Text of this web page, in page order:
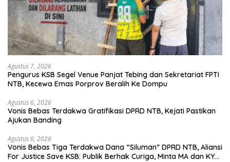
Agustus 7, 2026
Pengurus KSB Segel Venue Panjat Tebing dan Sekretariat FPTI
NTB, Kecewa Emas Porprov Beralih Ke Dompu
Agustus 6, 2026
Vonis Bebas Terdakwa Gratifikasi DPRD NTB, Kejati Pastikan
Ajukan Banding
Agustus 6, 2026
Vonis Bebas Tiga Terdakwa Dana “Siluman” DPRD NTB, Aliansi
For Justice Save KSB: Publik Berhak Curiga, Minta MA dan KY